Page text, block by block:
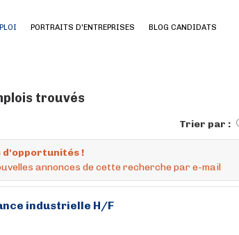
PORTRAITS D'ENTREPRISES BLOG CANDIDATS
trouvés
Trier par :
d'opportunités !
annonces de cette recherche par e-mail
industrielle H/F